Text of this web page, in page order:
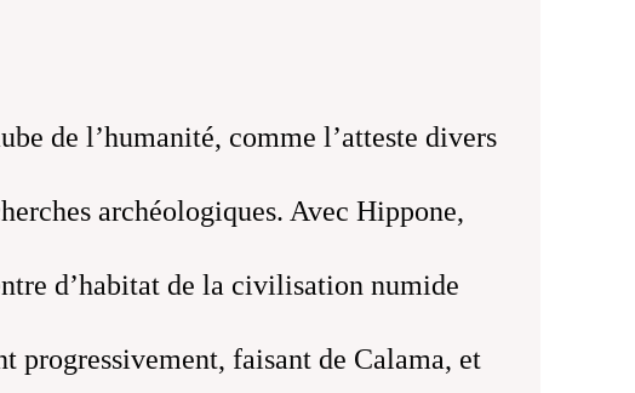
de l’humanité, comme l’atteste divers
archéologiques. Avec Hippone,
d’habitat de la civilisation numide
progressivement, faisant de Calama, et